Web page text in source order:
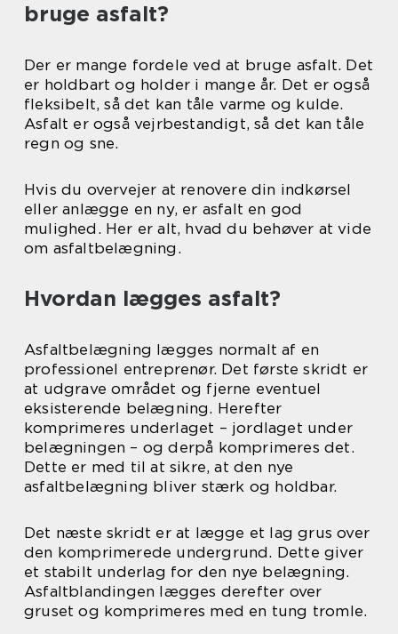
bruge asfalt?
Der er mange fordele ved at bruge asfalt. Det
er holdbart og holder i mange år. Det er også
fleksibelt, så det kan tåle varme og kulde.
Asfalt er også vejrbestandigt, så det kan tåle
regn og sne.
Hvis du overvejer at renovere din indkørsel
eller anlægge en ny, er asfalt en god
mulighed. Her er alt, hvad du behøver at vide
om asfaltbelægning.
Hvordan lægges asfalt?
Asfaltbelægning lægges normalt af en
professionel entreprenør. Det første skridt er
at udgrave området og fjerne eventuel
eksisterende belægning. Herefter
komprimeres underlaget – jordlaget under
belægningen – og derpå komprimeres det.
Dette er med til at sikre, at den nye
asfaltbelægning bliver stærk og holdbar.
Det næste skridt er at lægge et lag grus over
den komprimerede undergrund. Dette giver
et stabilt underlag for den nye belægning.
Asfaltblandingen lægges derefter over
gruset og komprimeres med en tung tromle.